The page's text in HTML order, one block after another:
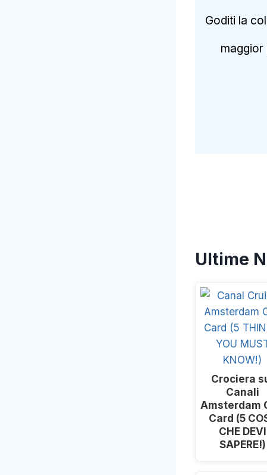
Goditi la
maggior
Ultime
Crociera
Canali
Amsterdam
Card (5
CHE DEVI
SAPERE!)